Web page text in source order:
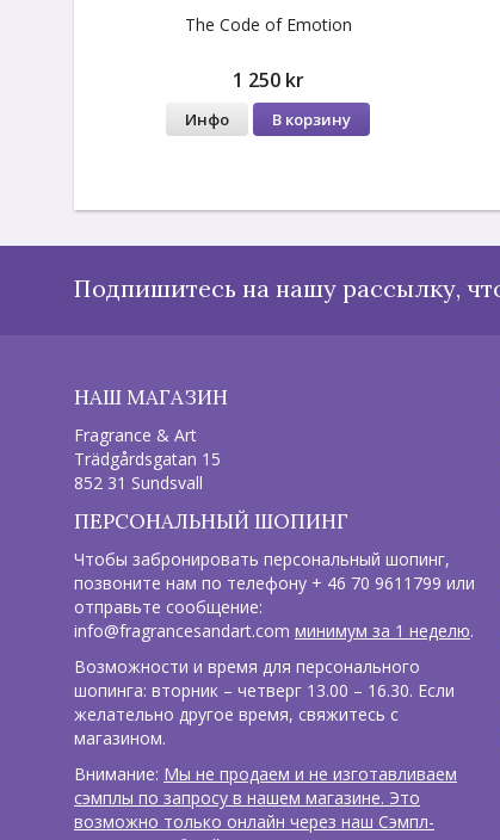
The Code of Emotion
1 250 kr
Инфо В корзину
Подпишитесь на нашу рассылку,
НАШ МАГАЗИН
Fragrance & Art
Trädgårdsgatan 15
852 31 Sundsvall
ПЕРСОНАЛЬНЫЙ ШОПИНГ
Чтобы забронировать персональный шопинг,
позвоните нам по телефону + 46 70 9611799 или
отправьте сообщение:
info@fragrancesandart.com минимум за 1 неделю.
Возможности и время для персонального
шопинга: вторник – четверг 13.00 – 16.30. Если
желательно другое время, свяжитесь с
магазином.
Внимание: Мы не продаем и не изготавливаем
сэмплы по запросу в нашем магазине. Это
возможно только онлайн через наш Сэмпл-